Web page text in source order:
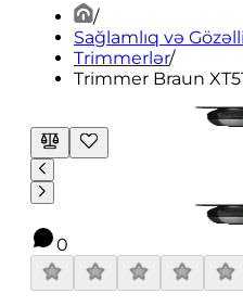
/
Sağlamlıq və
Trimmerlər/
Trimmer Braun
0